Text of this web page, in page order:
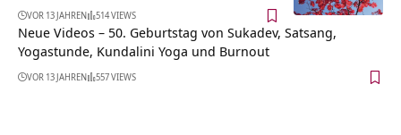
VOR 13 JAHREN 514 VIEWS
Neue Videos – 50. Geburtstag von Sukadev, Satsang,
Yogastunde, Kundalini Yoga und Burnout
VOR 13 JAHREN 557 VIEWS